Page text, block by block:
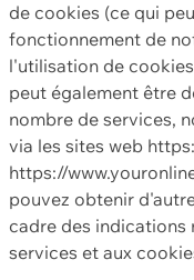
de cookies (ce qui
fonctionnement de
l'utilisation de
peut également être
nombre de services,
via les sites web
https://
pouvez obtenir
cadre des indications
services et aux